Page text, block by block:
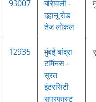
93007
बोरीवली -
दहानू रोड
तेज लोकल
12935
मुंबई बांद्रा
टर्मिनस -
सूरत
इंटरसिटी
सुपरफास्ट